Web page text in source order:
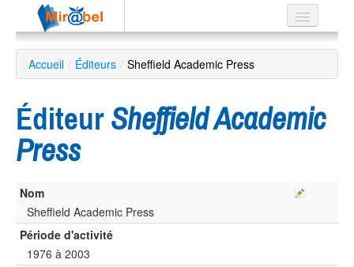
Le réseau
Soutien
Listes
Recherche
avancée
EN
ES
Accueil / Éditeurs / Sheffield Academic Press
Éditeur Sheffield Academic
Press
Nom
Sheffield Academic Press
Période d'activité
1976 à 2003